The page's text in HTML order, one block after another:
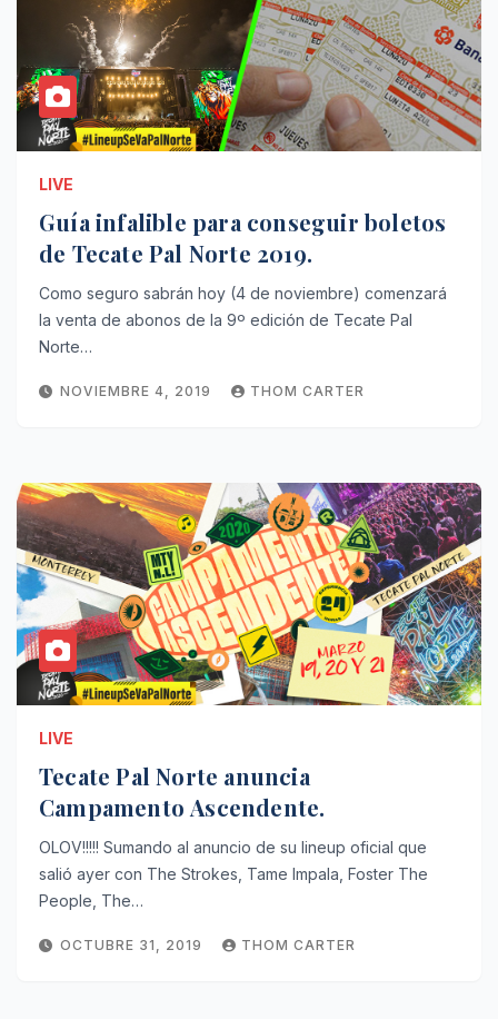
LIVE
Guía infalible para conseguir boletos
de Tecate Pal Norte 2019.
Como seguro sabrán hoy (4 de noviembre) comenzará
la venta de abonos de la 9º edición de Tecate Pal
Norte…
NOVIEMBRE 4, 2019 THOM CARTER
LIVE
Tecate Pal Norte anuncia
Campamento Ascendente.
OLOV!!!!! Sumando al anuncio de su lineup oficial que
salió ayer con The Strokes, Tame Impala, Foster The
People, The…
OCTUBRE 31, 2019 THOM CARTER